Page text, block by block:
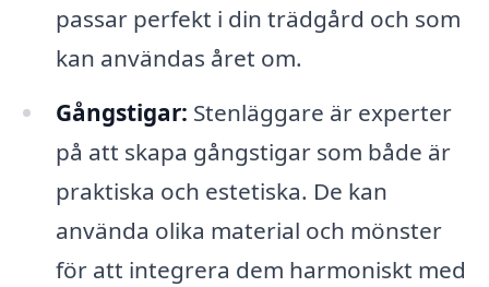
passar perfekt i din trädgård och som
kan användas året om.
Gångstigar: Stenläggare är experter
på att skapa gångstigar som både är
praktiska och estetiska. De kan
använda olika material och mönster
för att integrera dem harmoniskt med